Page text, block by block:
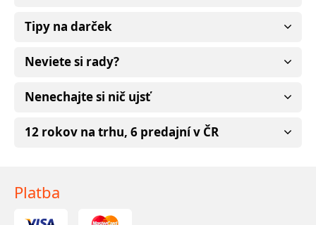
Tipy na darček
Neviete si rady?
Nenechajte si nič ujsť
12 rokov na trhu, 6 predajní v ČR
Platba